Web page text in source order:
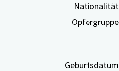
Nationalität
Opfergruppe
Geburtsdatum